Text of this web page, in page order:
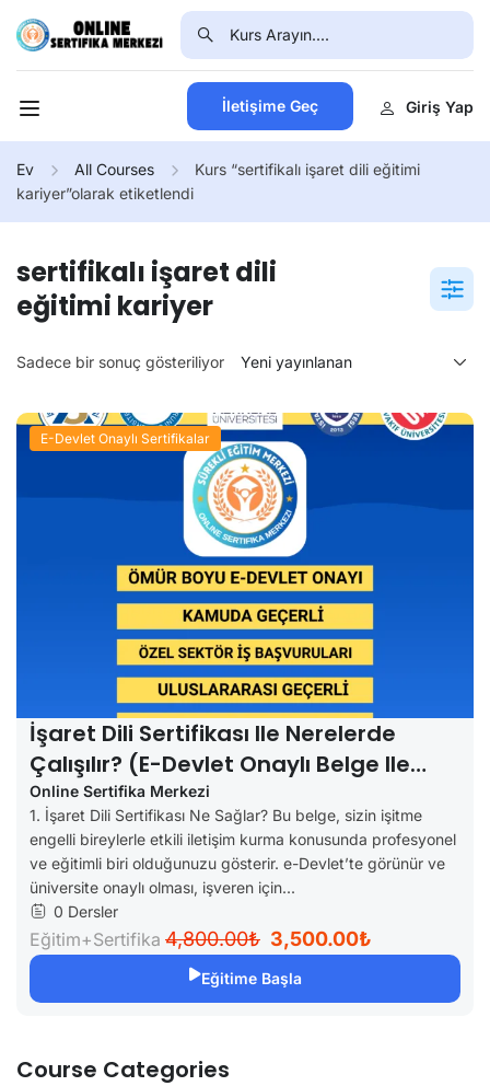
İletişime Geç Giriş Yap
Ev All Courses
Kurs “sertifikalı işaret dili eğitimi
kariyer”olarak etiketlendi
sertifikalı işaret dili
eğitimi kariyer
Sadece bir sonuç gösteriliyor
E-Devlet Onaylı Sertifikalar
İşaret Dili Sertifikası Ile Nerelerde
Çalışılır? (e-Devlet Onaylı Belge Ile
Kariyer Fırsatları)
Online Sertifika Merkezi
1. İşaret Dili Sertifikası Ne Sağlar? Bu belge, sizin işitme
engelli bireylerle etkili iletişim kurma konusunda profesyonel
ve eğitimli biri olduğunuzu gösterir. e-Devlet’te görünür ve
üniversite onaylı olması, işveren için...
0 Dersler
Eğitim+Sertifika 4,800.00₺ 3,500.00₺
Eğitime Başla
Course Categories